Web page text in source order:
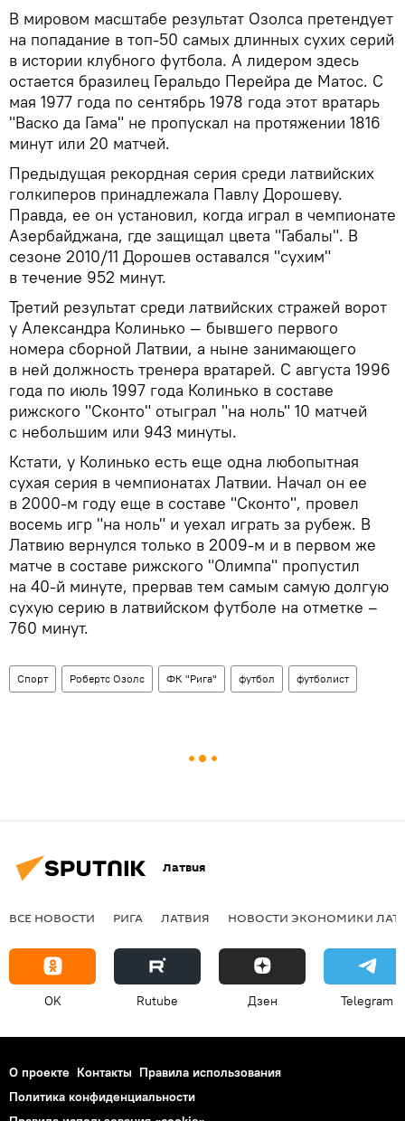
В мировом масштабе результат Озолса претендует
на попадание в топ-50 самых длинных сухих серий
в истории клубного футбола. А лидером здесь
остается бразилец Геральдо Перейра де Матос. С
мая 1977 года по сентябрь 1978 года этот вратарь
"Васко да Гама" не пропускал на протяжении 1816
минут или 20 матчей.
Предыдущая рекордная серия среди латвийских
голкиперов принадлежала Павлу Дорошеву.
Правда, ее он установил, когда играл в чемпионате
Азербайджана, где защищал цвета "Габалы". В
сезоне 2010/11 Дорошев оставался "сухим"
в течение 952 минут.
Третий результат среди латвийских стражей ворот
у Александра Колинько — бывшего первого
номера сборной Латвии, а ныне занимающего
в ней должность тренера вратарей. С августа 1996
года по июль 1997 года Колинько в составе
рижского "Сконто" отыграл "на ноль" 10 матчей
с небольшим или 943 минуты.
Кстати, у Колинько есть еще одна любопытная
сухая серия в чемпионатах Латвии. Начал он ее
в 2000-м году еще в составе "Сконто", провел
восемь игр "на ноль" и уехал играть за рубеж. В
Латвию вернулся только в 2009-м и в первом же
матче в составе рижского "Олимпа" пропустил
на 40-й минуте, прервав тем самым самую долгую
сухую серию в латвийском футболе на отметке –
760 минут.
Спорт Робертс Озолс ФК "Рига" футбол футболист
Латвия
ВСЕ НОВОСТИ РИГА ЛАТВИЯ НОВОСТИ ЭКОНОМИКИ
OK Rutube Дзен Telegram
О проекте Контакты Правила использования
Политика конфиденциальности